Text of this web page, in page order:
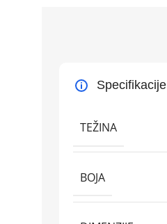
Specifikacije
TEŽINA
BOJA